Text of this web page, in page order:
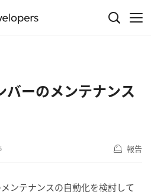
バーのメンテナンス
報告
ンテナンスの自動化を検討して